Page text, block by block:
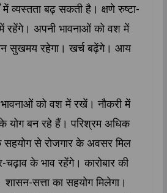
में व्यस्तता बढ़ सकती है। क्षणे रुष्टा-
रहेंगे। अपनी भावनाओं को वश में
सुखमय रहेगा। खर्च बढ़ेंगे। आय
को वश में रखें। नौकरी में
के योग बन रहे हैं। परिश्रम अधिक
सहयोग से रोजगार के अवसर मिल
के भाव रहेंगे। कारोबार की
शासन-सत्ता का सहयोग मिलेगा।